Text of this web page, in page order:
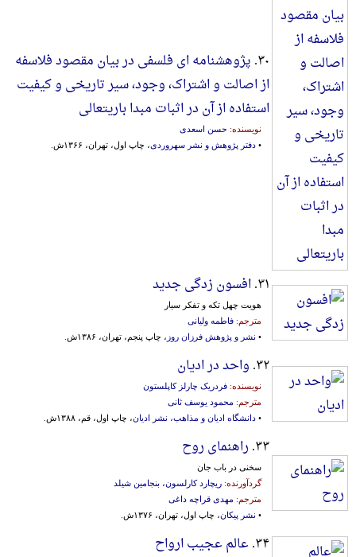
۳۰. پژوهشنامه ای فلسفی در بیان‌ مقصود فلاسفه‌
از اصالت‌ و اشتراک، وجود، سیر تاریخی‌ و کیفیت‌
استفاده‌ از آن‌ در اثبات‌ مبدا باریتعالی‌
نویسنده: حسن اسعدی
• دفتر پژوهش و نشر سهروردی، چاپ اول، تهران، ۱۳۶۶ش.
۳۱. افسون زدگی جدید
هویت چهل تکه و تفکر سیار
مترجم: فاطمه ولیانی
• نشر و پژوهش فرزان روز ، چاپ پنجم، تهران، ۱۳۸۶ش.
۳۲. واحد در ادیان
نویسنده: فردریک چارلز کاپلستون
مترجم: محمود یوسف ثانی
• دانشگاه ادیان و مذاهب، نشر ادیان، چاپ اول، قم، ۱۳۸۸ش.
۳۳. راهنمای روح
سخنی در باب جان
گردآورنده: ریچارد کارلسون، بنجامین شیلد
مترجم: مهدی قراچه داغی
• نشر پیکان، چاپ اول، تهران، ۱۳۷۶ش.
۳۴. عالم عجیب ارواح